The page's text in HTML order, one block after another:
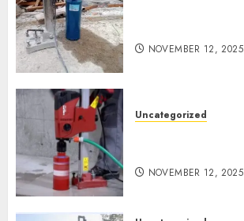
NOVEMBER 12, 2025
Uncategorized
NOVEMBER 12, 2025